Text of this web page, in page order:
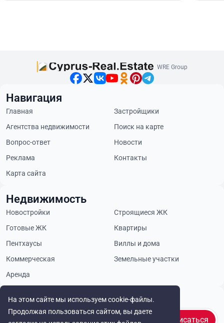
На этом сайте мы используем cookie-файлы.
Продолжая пользоваться сайтом, вы даете
WRE Group
Будьте в курсе
Подписаться
Навигация
Главная
Застройщики
Агентства недвижимости
Поиск на карте
Вопрос-ответ
Новости
Реклама
Контакты
Карта сайта
Недвижимость
Новостройки
Строящиеся ЖК
Готовые ЖК
Квартиры
Пентхаусы
Виллы и дома
Коммерческая
Земельные участки
Аренда